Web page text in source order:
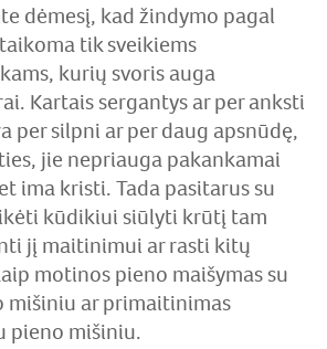
dėmesį, kad žindymo pagal
tik sveikiems
kurių svoris auga
Kartais sergantys ar per anksti
per silpni ar per daug apsnūdę,
jie nepriauga pakankamai
ima kristi. Tada pasitarus su
kūdikiui siūlyti krūtį tam
jį maitinimui ar rasti kitų
motinos pieno maišymas su
mišiniu ar primaitinimas
pieno mišiniu.